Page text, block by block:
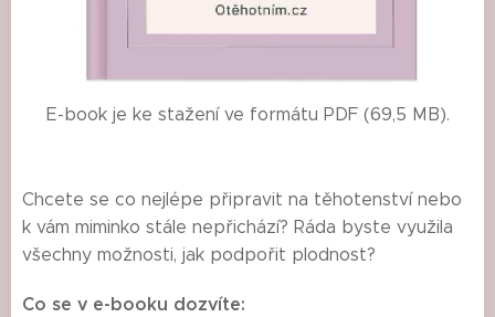
E-book je ke stažení ve formátu PDF (69,5 MB).
Chcete se co nejlépe připravit na těhotenství nebo
k vám miminko stále nepřichází? Ráda byste využila
všechny možnosti, jak podpořit plodnost?
Co se v e-booku dozvíte: